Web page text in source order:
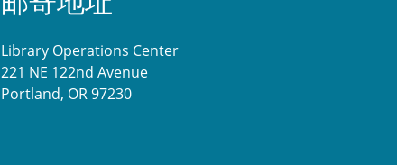
Library Operations Center
221 NE 122nd Avenue
Portland, OR 97230